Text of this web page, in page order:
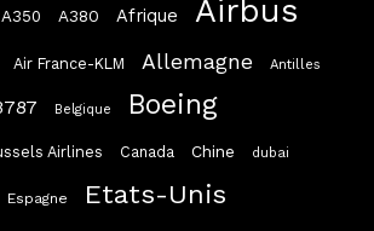
A350 A380 Afrique Airbus
Air France-KLM Allemagne Antilles
Belgique Boeing
Airlines Canada Chine dubai
Espagne Etats-Unis